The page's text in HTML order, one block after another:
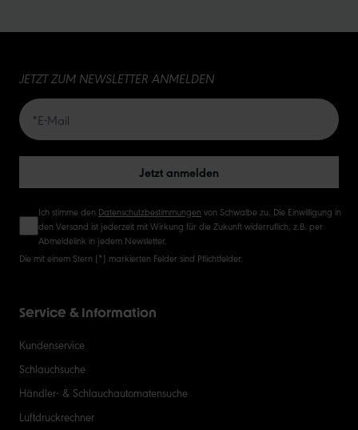
20
JETZT ZUM NEWSLETTER ANMELDEN
Jetzt anmelden
Ich stimme den Datenschutzbestimmungen von Schwalbe zu. Die Einwilligung in
den Versand ist jederzeit mit Wirkung für die Zukunft widerruflich, z.B. per
Abmeldelink in jedem Newsletter.
Die mit einem Stern (*) markierten Felder sind Pflichtfelder.
Service & Information
Kundenservice
Schlauchsuche
Händler- & Schlauchautomatensuche
Luftdruckrechner